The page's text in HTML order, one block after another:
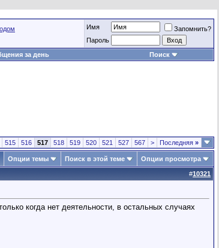
Имя
Запомнить?
Пароль
за день Поиск
515 516 517 518 519 520 521 527 567 > Последняя »
Опции темы Поиск в этой теме Опции просмотра
#10321
когда нет деятельности, в остальных случаях